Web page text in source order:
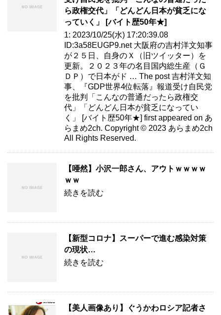
ら政権交代」「どんどん日本が貧乏にな
っていく」 [バイト歴50年★]
1: 2023/10/25(水) 17:20:39.08
ID:3a58EUGP9.net 大阪府の吉村洋文知事
が２５日、自身のＸ（旧ツイッター）を
更新。２０２３年の名目国内総生産（Ｇ
ＤＰ）で日本がド … The post 吉村洋文知
事、『GDP世界4位転落』報道受け自民党
を批判「こんなの普通だったら政権交
代」「どんどん日本が貧乏になってい
く」 [バイト歴50年★] first appeared on あ
らまめ2ch. Copyright © 2023 あらまめ2ch
All Rights Reserved.
【唖然】小沢一郎さん、アウトｗｗｗｗ
ｗｗ
続きを読む
【新型コロナ】スーパーで進む感染対策
の現状…
続きを読む
【美人画像あり】ぐうかわロシア記者さ